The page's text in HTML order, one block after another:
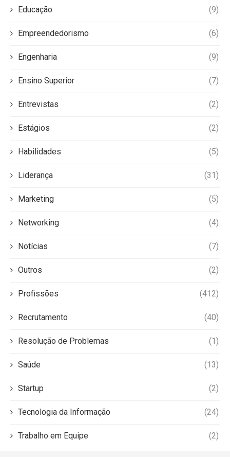
Educação (9)
Empreendedorismo (6)
Engenharia (9)
Ensino Superior (7)
Entrevistas (2)
Estágios (2)
Habilidades (5)
Liderança (31)
Marketing (5)
Networking (4)
Notícias (7)
Outros (2)
Profissões (412)
Recrutamento (40)
Resolução de Problemas (1)
Saúde (13)
Startup (2)
Tecnologia da Informação (24)
Trabalho em Equipe (2)